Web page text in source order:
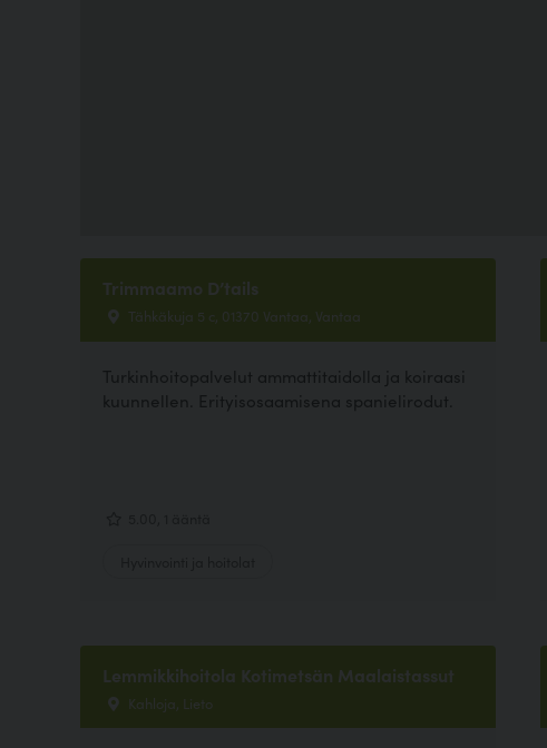
Trimmaamo D’tails
Tähkäkuja 5 c, 01370 Vantaa, Vantaa
Turkinhoitopalvelut ammattitaidolla ja koiraasi
kuunnellen. Erityisosaamisena spanielirodut.
Lemmikkihoitola Kotimetsän Maalaistassut
Kahloja, Lieto